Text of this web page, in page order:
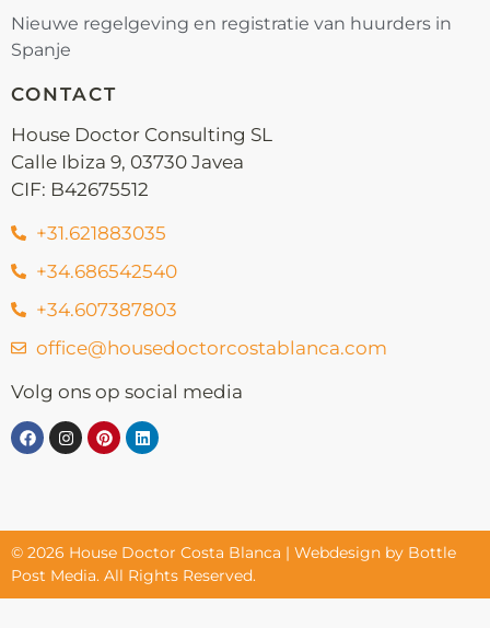
Nieuwe regelgeving en registratie van huurders in
Spanje
CONTACT
House Doctor Consulting SL
Calle Ibiza 9, 03730 Javea
CIF: B42675512
+31.621883035
+34.686542540
+34.607387803
office@housedoctorcostablanca.com
Volg ons op social media
© 2026 House Doctor Costa Blanca | Webdesign by Bottle
Post Media. All Rights Reserved.